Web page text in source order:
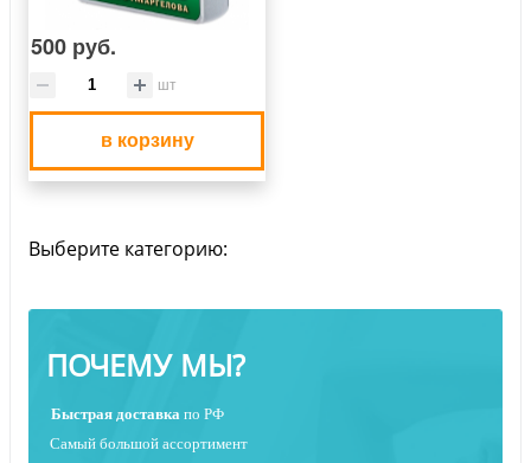
500 руб.
шт
в корзину
Выберите категорию:
ПОЧЕМУ МЫ?
Быстрая доставка по РФ
Самый большой ассортимент